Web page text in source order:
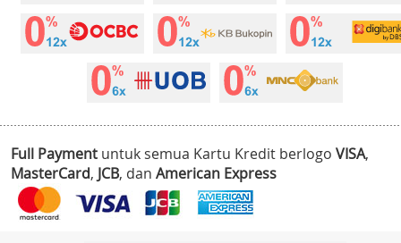
Full Payment untuk semua Kartu Kredit berlogo VISA,
MasterCard, JCB, dan American Express